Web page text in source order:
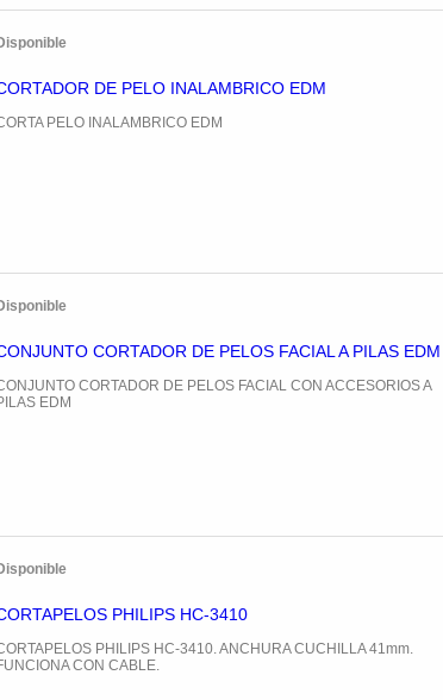
DE PELO INALAMBRICO EDM
PELO INALAMBRICO EDM
CORTADOR DE PELOS FACIAL A PILAS EDM
CORTADOR DE PELOS FACIAL CON ACCESORIOS A
EDM
PHILIPS HC-3410
PHILIPS HC-3410. ANCHURA CUCHILLA 41mm.
CON CABLE.